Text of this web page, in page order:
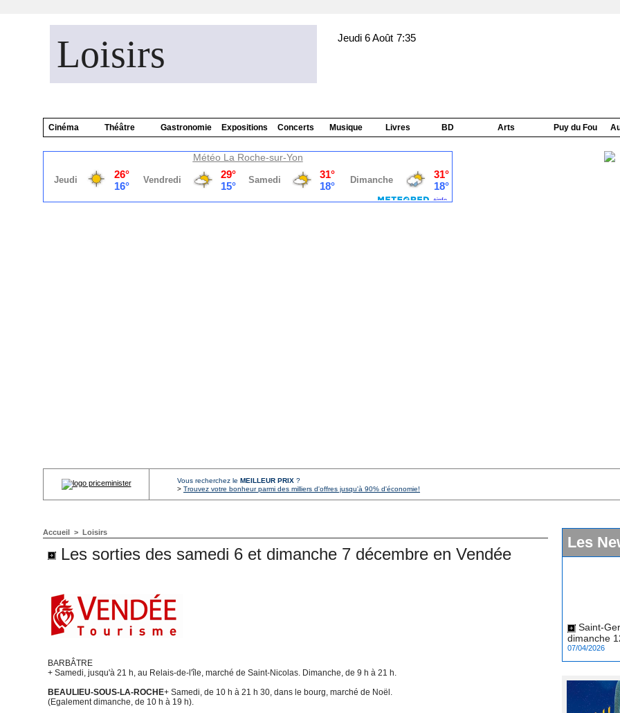
Loisirs Jeudi 6 Août 7:35
Cinéma Théâtre Gastronomie Expositions Concerts Musique Livres BD Arts Puy du Fou
Météo La Roche-sur-Yon
Vous recherchez le MEILLEUR PRIX ?
> Trouvez votre bonheur parmi des milliers d'offres jusqu'à 90% d'économie!
Accueil > Loisirs
Les sorties des samedi 6 et dimanche 7 décembre en Vendée
BARBÂTRE
+ Samedi, jusqu'à 21 h, au Relais-de-l'île, marché de Saint-Nicolas. Dimanche, de 9 h à 21 h.
BEAULIEU-SOUS-LA-ROCHE+ Samedi, de 10 h à 21 h 30, dans le bourg, marché de Noël.
(Egalement dimanche, de 10 h à 19 h).
Les
dimanche
07/04/2026